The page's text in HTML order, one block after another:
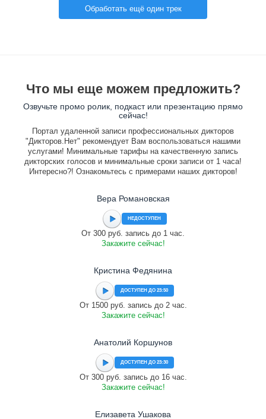
Обработать ещё один трек
Что мы еще можем предложить?
Озвучьте промо ролик, подкаст или презентацию прямо
сейчас!
Портал удаленной записи профессиональных дикторов
"Дикторов.Нет" рекомендует Вам воспользоваться нашими
услугами! Минимальные тарифы на качественную запись
дикторских голосов и минимальные сроки записи от 1 часа!
Интересно?! Ознакомьтесь с примерами наших дикторов!
Вера Романовская
НЕДОСТУПЕН
От 300 руб. запись до 1 час.
Закажите сейчас!
Кристина Федянина
ДОСТУПЕН ДО 23:50
От 1500 руб. запись до 2 час.
Закажите сейчас!
Анатолий Коршунов
ДОСТУПЕН ДО 23:30
От 300 руб. запись до 16 час.
Закажите сейчас!
Елизавета Ушакова